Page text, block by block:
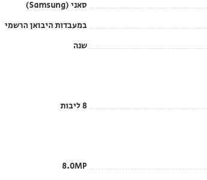
סאני (Samsung)
במעבדות היבואן הרשמי
שנה
8 ליבות
8.0MP